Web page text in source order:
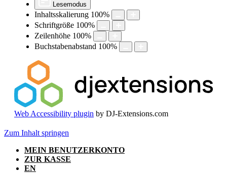
Lesemodus
Inhaltsskalierung 100%
Schriftgröße 100%
Zeilenhöhe 100%
Buchstabenabstand 100%
Web Accessibility plugin by DJ-Extensions.com
Zum Inhalt springen
MEIN BENUTZERKONTO
ZUR KASSE
EN